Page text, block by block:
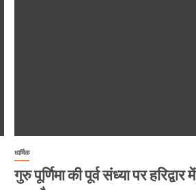
धार्मिक
गुरु पूर्णिमा की पूर्व संध्या पर हरिद्वार में